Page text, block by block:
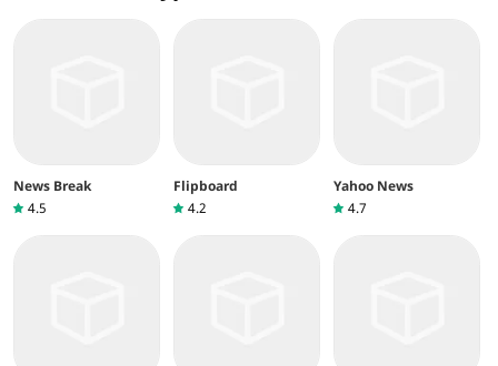
News Break
4.5
Flipboard
4.2
Yahoo News
4.7